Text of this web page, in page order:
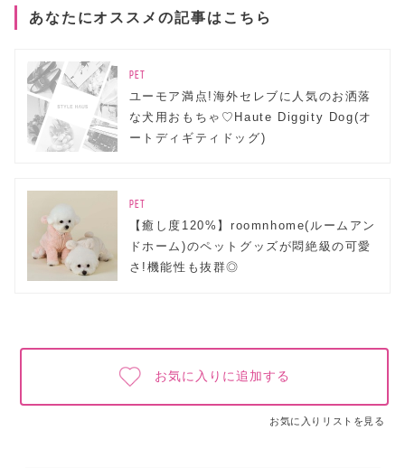
あなたにオススメの記事はこちら
PET
ユーモア満点!海外セレブに人気のお洒落
な犬用おもちゃ♡Haute Diggity Dog(オ
ートディギティドッグ)
PET
【癒し度120%】roomnhome(ルームアン
ドホーム)のペットグッズが悶絶級の可愛
さ!機能性も抜群◎
お気に入りに追加する
お気に入りリストを見る